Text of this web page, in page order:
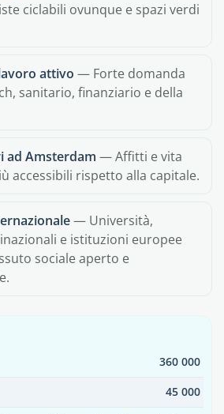
ciclabili ovunque e spazi verdi
attivo — Forte domanda
sanitario, finanziario e della
ad Amsterdam — Affitti e vita
accessibili rispetto alla capitale.
— Università,
e istituzioni europee
sociale aperto e
360 000
45 000